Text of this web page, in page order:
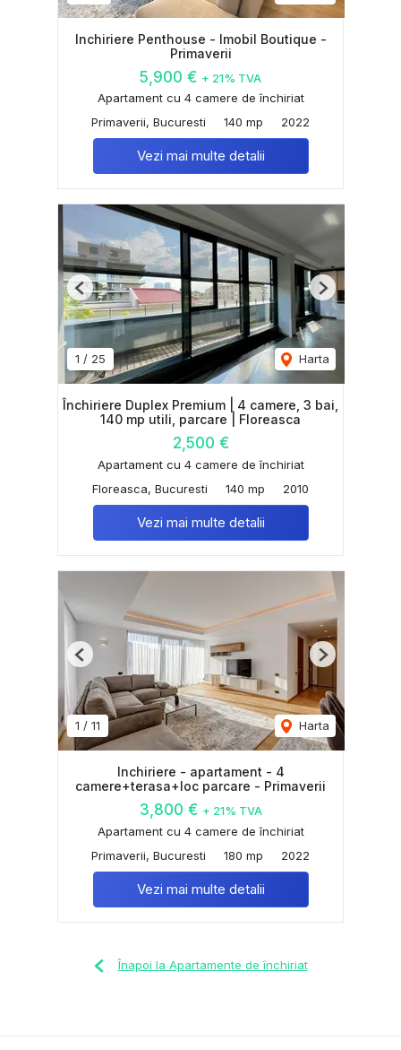
Inchiriere Penthouse - Imobil Boutique -
Primaverii
5,900 € + 21% TVA
Apartament cu 4 camere de închiriat
Primaverii, Bucuresti
140 mp 2022
Vezi mai multe detalii
1 / 25 Harta
Previous Next
Închiriere Duplex Premium | 4 camere, 3 bai,
140 mp utili, parcare | Floreasca
2,500 €
Apartament cu 4 camere de închiriat
Floreasca, Bucuresti
140 mp 2010
Vezi mai multe detalii
1 / 11 Harta
Previous Next
Inchiriere - apartament - 4
camere+terasa+loc parcare - Primaverii
3,800 € + 21% TVA
Apartament cu 4 camere de închiriat
Primaverii, Bucuresti
180 mp 2022
Vezi mai multe detalii
Înapoi la Apartamente de închiriat